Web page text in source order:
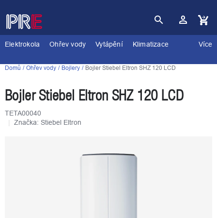
na
obsah
Nákupní
košík
Elektrokola
Ohřev vody Vytápění Klimatizace Více
Domů Ohřev vody Bojlery Bojler Stiebel Eltron SHZ 120 LCD
Bojler Stiebel Eltron SHZ 120 LCD
TETA00040
Značka: Stiebel Eltron